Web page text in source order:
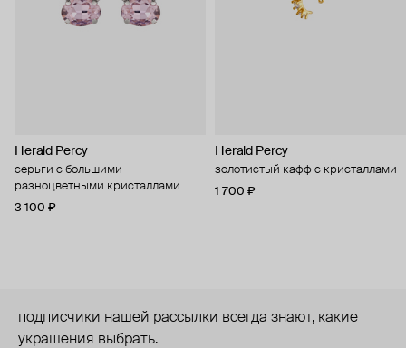
Herald Percy
серьги с большими
разноцветными кристаллами
3 100 ₽
Herald Percy
золотистый кафф с кристаллами
1 700 ₽
подписчики нашей рассылки всегда знают, какие
украшения выбрать.